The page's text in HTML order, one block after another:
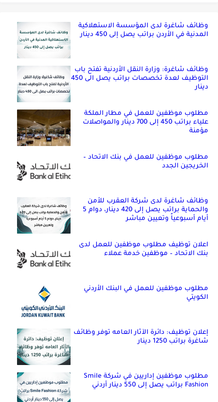
وظائف شاغرة لدى المؤسسة الاستهلاكية
المدنية في الأردن براتب يصل إلى 450 دينار
وظائف شاغرة: وزارة النقل الأردنية تفتح باب
التوظيف لعدة تخصصات براتب يصل الى 450
دينار
مطلوب موظفين للعمل في مطار الملكة
علياء براتب 450 إلى 700 دينار والمواصلات
مؤمنة
مطلوب موظفين للعمل في بنك الاتحاد –
الخريجين الجدد
وظائف شاغرة لدى شركة العقرب للأمن
والحماية براتب يصل إلى 420 دينار، دوام 5
أيام أسبوعياً وتعيين مباشر
اعلان توظيف مطلوب موظفين للعمل لدى
بنك الاتحاد – موظفين خدمة عملاء
مطلوب موظفين للعمل في البنك الأردني
الكويتي
إعلان توظيف: دائرة الآثار العامه توفر وظائف
شاغرة براتب 1250 دينار
مطلوب موظفين إداريين في شركة Smile
Fashion براتب يصل إلى 550 دينار أردني